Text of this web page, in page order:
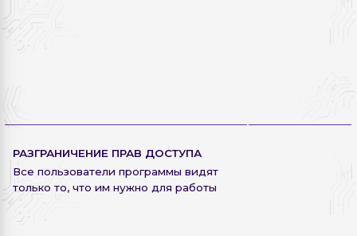
РАЗГРАНИЧЕНИЕ ПРАВ ДОСТУПА
Все пользователи программы видят
только то, что им нужно для работы